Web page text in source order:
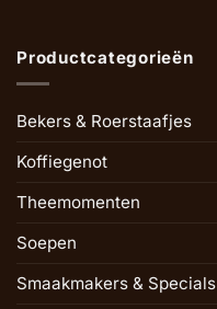
Productcategorieën
Bekers & Roerstaafjes
Koffiegenot
Theemomenten
Soepen
Smaakmakers & Specials